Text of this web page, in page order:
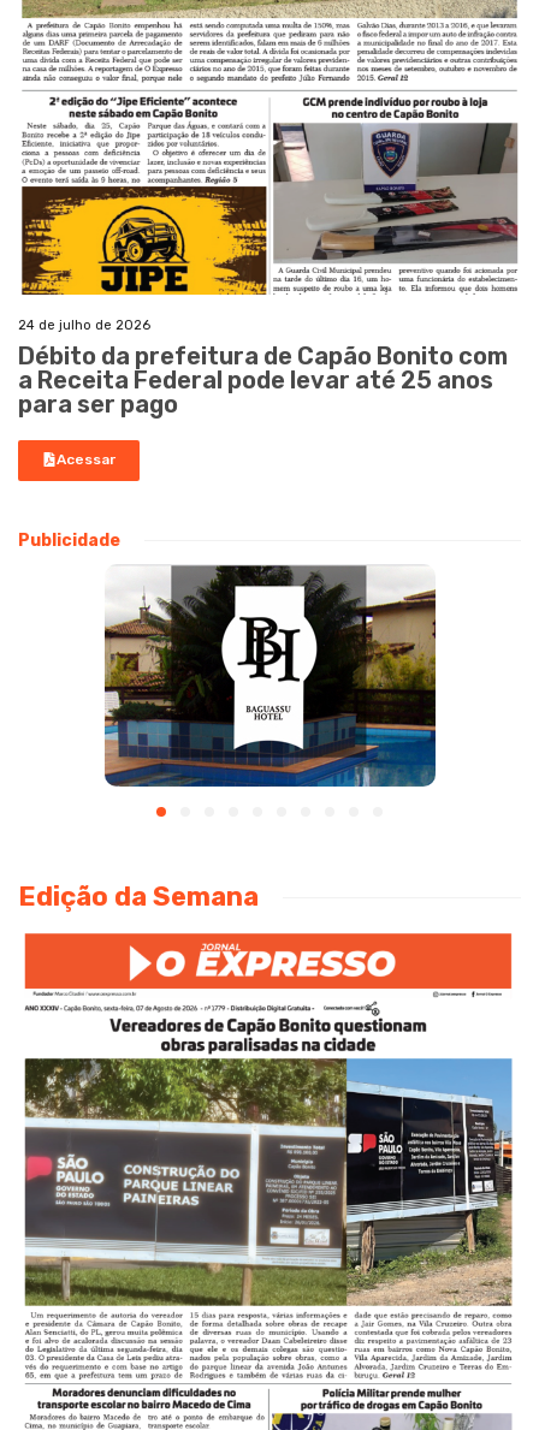
24 de julho de 2026
Débito da prefeitura de Capão Bonito com
a Receita Federal pode levar até 25 anos
para ser pago
Acessar
Publicidade
Edição da Semana